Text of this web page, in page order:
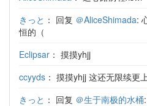
きっと ： 回复 ＠AliceShimada:
恒的（
Eclipsar ： 摸摸yhjj
ccyyds ： 摸摸yhjj 这还无限续更
きっと ： 回复 ＠生于南极的水桶